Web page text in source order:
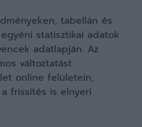
tabellán és
statisztikai adatok
adatlapján. Az
változtatást
online felületein,
frissítés is elnyeri